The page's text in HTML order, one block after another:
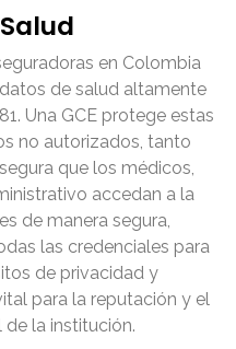
en Colombia
de salud altamente
Una GCE protege estas
no autorizados, tanto
que los médicos,
accedan a la
de manera segura,
las credenciales para
de privacidad y
para la reputación y el
la institución.